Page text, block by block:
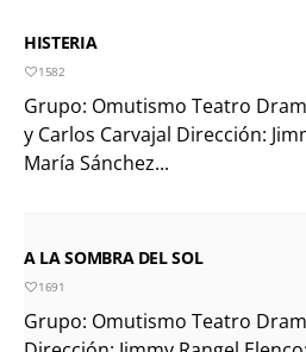
HISTERIA
1582
Grupo: Omutismo Teatro
y Carlos Carvajal Dirección:
María Sánchez...
A LA SOMBRA DEL SOL
1691
Grupo: Omutismo Teatro